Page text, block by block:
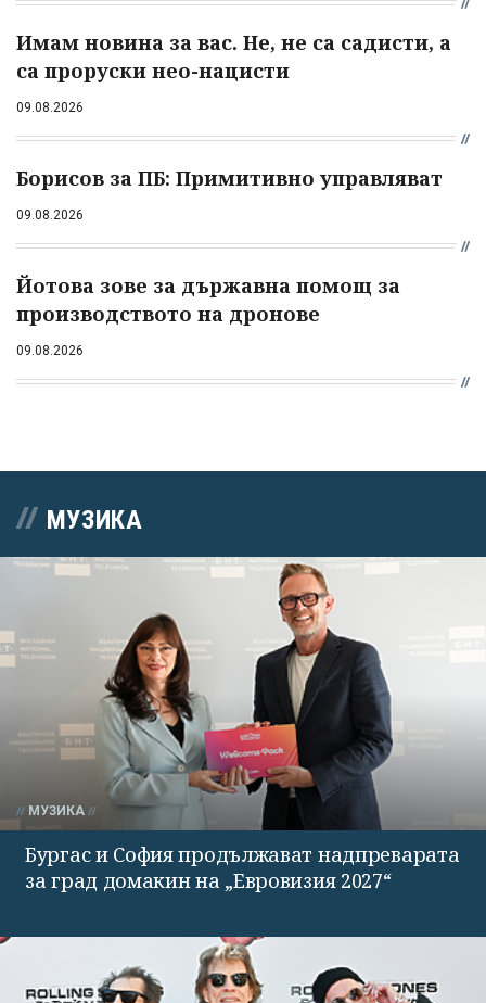
Имам новина за вас. Не, не са садисти, а
са проруски нео-нацисти
09.08.2026
Борисов за ПБ: Примитивно управляват
09.08.2026
Йотова зове за държавна помощ за
производството на дронове
09.08.2026
МУЗИКА
МУЗИКА
Бургас и София продължават надпреварата
за град домакин на „Евровизия 2027“